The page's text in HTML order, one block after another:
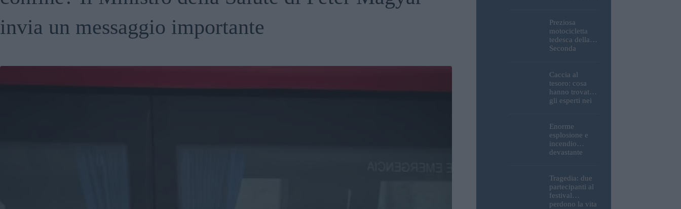
invia un messaggio importante
Buda e della
Cittadella
verranno
spente
Preziosa
motocicletta
tedesca della
Seconda
umani ed
esplosivi
recuperati dal
Danubio a
Caccia al
tesoro: cosa
hanno trovato
gli esperti nei
tedesca
recuperata dal
Danubio a
Budapest –
Enorme
esplosione e
incendio
devastante
strategica della
MOL: i prezzi
del carburante
aumenteranno
Tragedia: due
partecipanti al
festival
perdono la vita